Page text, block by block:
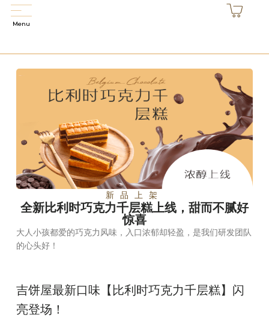
新品上架
全新比利时巧克力千层糕上线，甜而不腻好
惊喜
大人小孩都爱的巧克力风味，入口浓郁却轻盈，是我们研发团队
的心头好！
吉饼屋最新口味【比利时巧克力千层糕】闪
亮登场！
Menu